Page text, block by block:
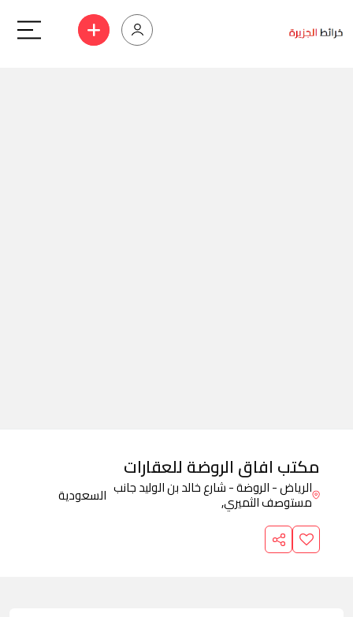
مكتب افاق الروضة للعقارات
الرياض - الروضة - شارع خالد بن الوليد جانب
مستوصف الثميري, السعودية